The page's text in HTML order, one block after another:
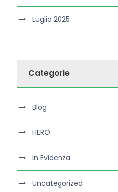
Luglio 2025
Categorie
Blog
HERO
In Evidenza
Uncategorized